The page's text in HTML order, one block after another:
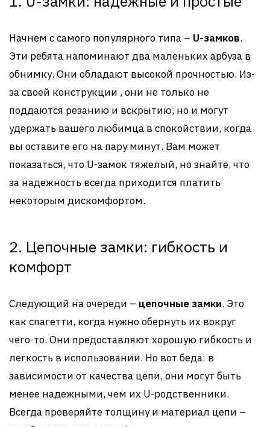
Начнем с самого популярного типа – U-замков.
Эти ребята напоминают два маленьких арбуза в
обнимку. Они обладают высокой прочностью. Из-
за своей конструкции , они не только не
поддаются резанию и вскрытию, но и могут
удержать вашего любимца в спокойствии, когда
вы оставите его на пару минут. Вам может
показаться, что U-замок тяжелый, но знайте, что
за надежность всегда приходится платить
некоторым дискомфортом.
2. Цепочные замки: гибкость и
комфорт
Следующий на очереди – цепочные замки. Это
как спагетти, когда нужно обернуть их вокруг
чего-то. Они предоставляют хорошую гибкость и
легкость в использовании. Но вот беда: в
зависимости от качества цепи, они могут быть
менее надежными, чем их U-родственники.
Всегда проверяйте толщину и материал цепи –